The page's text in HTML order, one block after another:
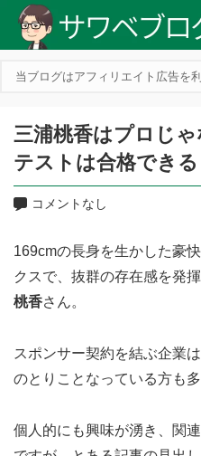
当ブログはアフィリエイト広告を
三浦桃香はプロじ
テストは合格できる
コメントなし
169cmの長身を生かした豪
クスで、抜群の存在感を発
桃香さん。
スポンサー契約を結ぶ企業
のとりことなっている方も
個人的にも興味が湧き、関